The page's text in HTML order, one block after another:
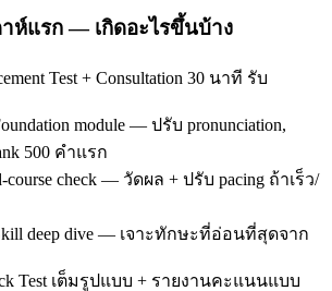
ห์แรก — เกิดอะไรขึ้นบ้าง
Test + Consultation 30 นาที รับ
module — ปรับ pronunciation,
500 คำแรก
course check — วัดผล + ปรับ pacing ถ้าเร็ว/
deep dive — เจาะทักษะที่อ่อนที่สุดจาก
Test เต็มรูปแบบ + รายงานคะแนนแบบ